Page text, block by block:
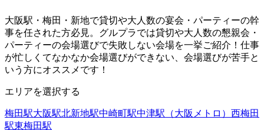
大阪駅・梅田・新地で貸切や大人数の宴会・パーティーの幹
事を任された方必見。グルプラでは貸切や大人数の懇親会・
パーティーの会場選びで失敗しない会場を一挙ご紹介！仕事
が忙しくてなかなか会場選びができない、会場選びが苦手と
いう方にオススメです！
エリアを選択する
梅田駅大阪駅北新地駅中崎町駅中津駅（大阪メトロ） 西梅田
駅東梅田駅